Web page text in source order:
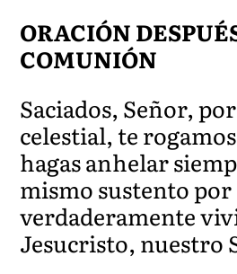
ORACIÓN
COMUNIÓN
Saciados, Señor,
celestial, te
hagas anhelar
mismo sustento por
verdaderamente
Jesucristo, nuestro